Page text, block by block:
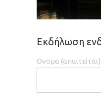
Εκδήλωση
Ονομα (απαιτείται)